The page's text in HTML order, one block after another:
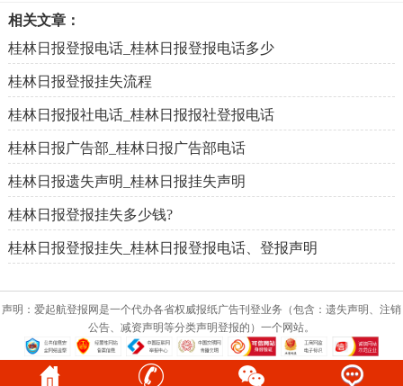
相关文章：
桂林日报登报电话_桂林日报登报电话多少
桂林日报登报挂失流程
桂林日报报社电话_桂林日报报社登报电话
桂林日报广告部_桂林日报广告部电话
桂林日报遗失声明_桂林日报挂失声明
桂林日报登报挂失多少钱?
桂林日报登报挂失_桂林日报登报电话、登报声明
声明：爱起航登报网是一个代办各省权威报纸广告刊登业务（包含：遗失声明、注销
公告、减资声明等分类声明登报的）一个网站。